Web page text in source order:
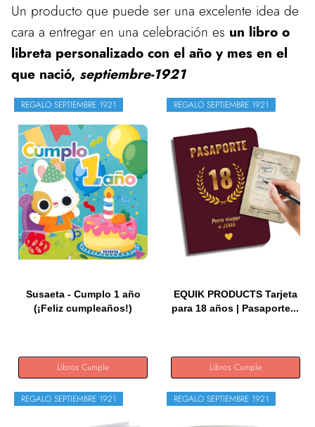
Un producto que puede ser una excelente idea de
cara a entregar en una celebración es un libro o
libreta personalizado con el año y mes en el
que nació, septiembre-1921
REGALO SEPTIEMBRE 1921
Susaeta - Cumplo 1 año
(¡Feliz cumpleaños!)
Libros Cumple
REGALO SEPTIEMBRE 1921
EQUIK PRODUCTS Tarjeta
para 18 años | Pasaporte...
Libros Cumple
REGALO SEPTIEMBRE 1921 REGALO SEPTIEMBRE 1921